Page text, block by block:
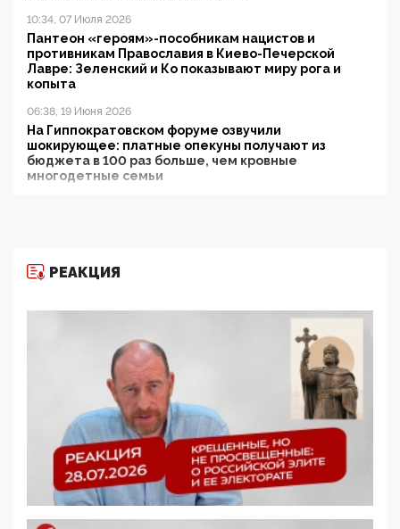
10:34, 07 Июля 2026
Пантеон «героям»-пособникам нацистов и
противникам Православия в Киево-Печерской
Лавре: Зеленский и Ко показывают миру рога и
копыта
06:38, 19 Июня 2026
На Гиппократовском форуме озвучили
шокирующее: платные опекуны получают из
бюджета в 100 раз больше, чем кровные
многодетные семьи
11:53, 09 Июня 2026
деятельность ИИТО ЮНЕСКО в России, но
цифроглобалисты продолжают определять
повестку в образовании
09:43, 01 Июня 2026
5G за счет здоровья граждан: Минцифры намерено
отобрать у регионов и муниципалитетов право
защищать жилые дома и социальные объекты от
05:58, 26 Мая 2026
Роскомнадзор освободили от борца с
деструктивным и опасным контентом
07:39, 25 Мая 2026
РЕАКЦИЯ